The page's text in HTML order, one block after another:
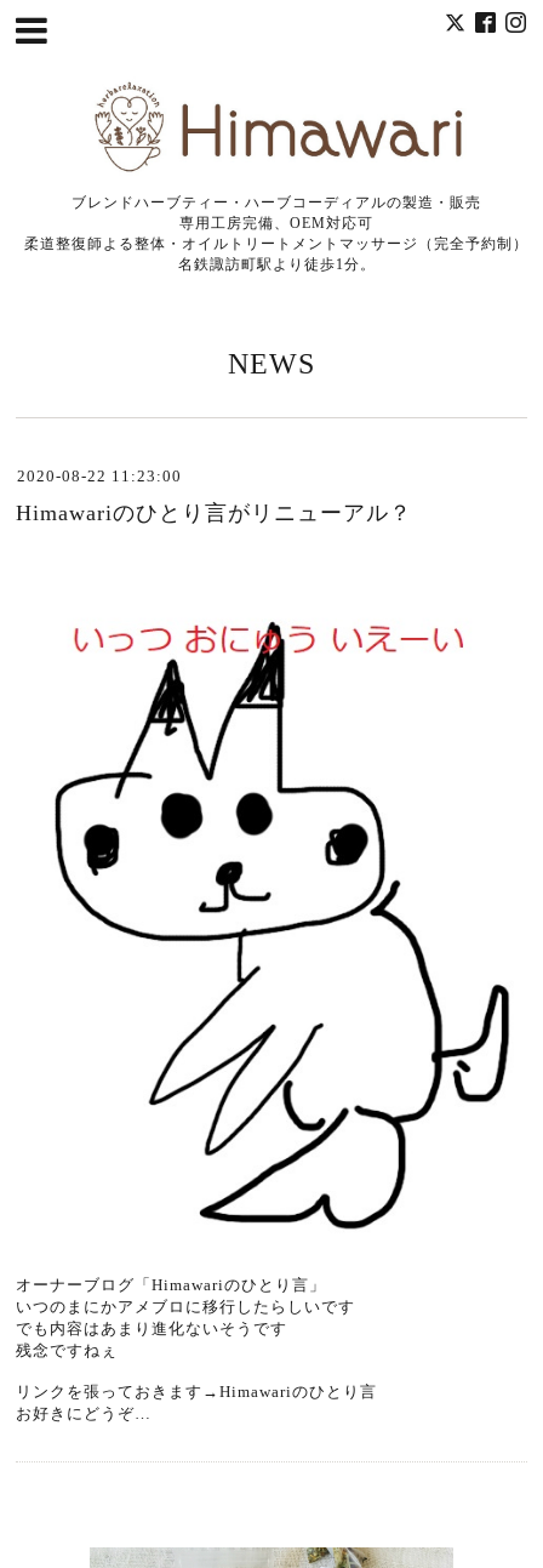
ブレンドハーブティー・ハーブコーディアルの製造・販売
専用工房完備、OEM対応可
柔道整復師よる整体・オイルトリートメントマッサージ（完全予約制）
名鉄諏訪町駅より徒歩1分。
NEWS
2020-08-22 11:23:00
Himawariのひとり言がリニューアル？
オーナーブログ「Himawariのひとり言」
いつのまにかアメブロに移行したらしいです
でも内容はあまり進化ないそうです
残念ですねぇ
リンクを張っておきます→Himawariのひとり言
お好きにどうぞ…